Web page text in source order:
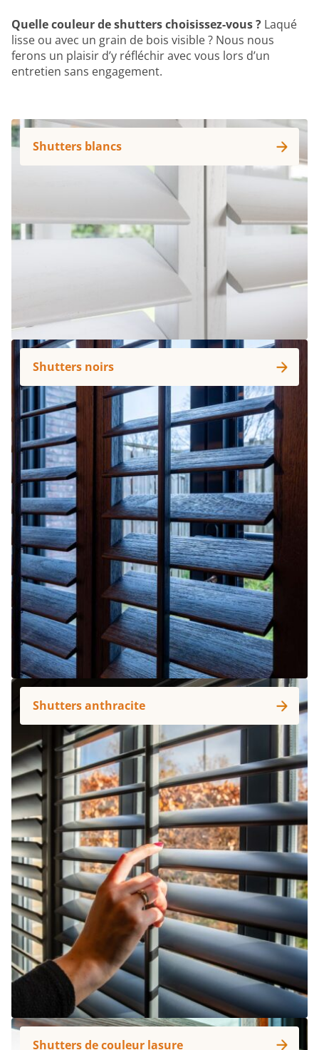
Quelle couleur de shutters choisissez-vous ? Laqué
lisse ou avec un grain de bois visible ? Nous nous
ferons un plaisir d’y réfléchir avec vous lors d’un
entretien sans engagement.
Shutters blancs
Shutters noirs
Shutters anthracite
Shutters de couleur lasure